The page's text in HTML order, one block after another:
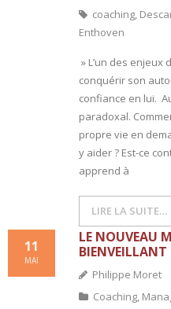
coaching,
Enthoven
» L’un des enjeux
conquérir son
confiance en lui.
paradoxal.
propre vie en
y aider ? Est-ce
apprend à
LIRE LA SUITE…
LE NOUVEAU
11
MAI
Philippe Moret
Coaching,